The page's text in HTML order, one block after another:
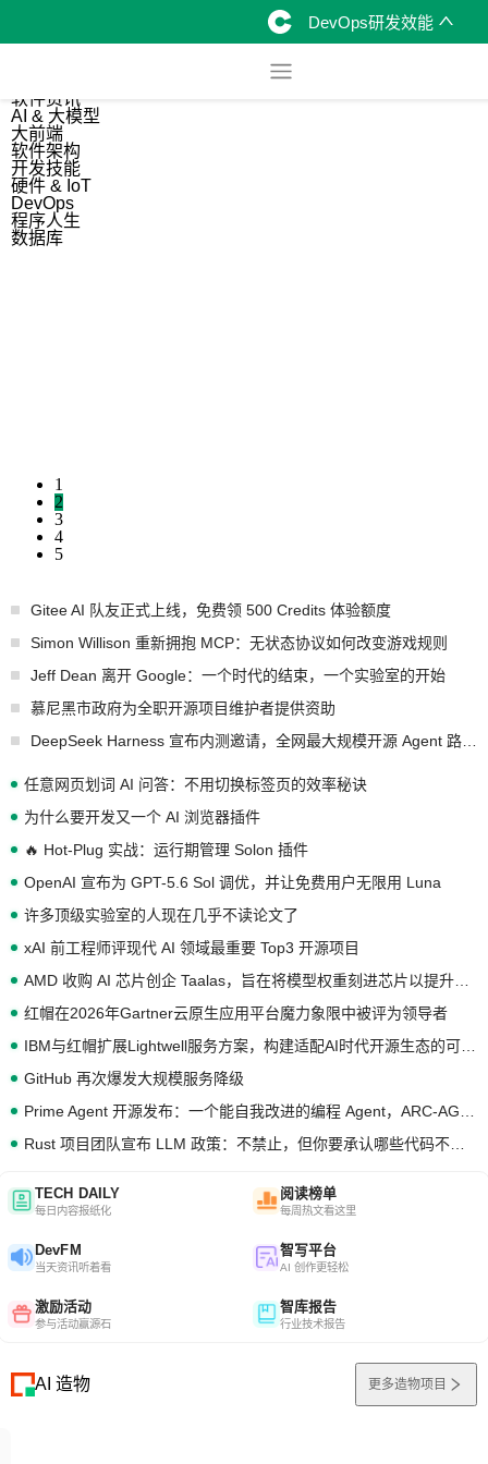
DevOps研发效能
软件资讯
AI & 大模型
大前端
软件架构
开发技能
硬件 & IoT
DevOps
程序人生
数据库
1
2
3
4
5
Gitee AI 队友正式上线，免费领 500 Credits 体验额度
Simon Willison 重新拥抱 MCP：无状态协议如何改变游戏规则
Jeff Dean 离开 Google：一个时代的结束，一个实验室的开始
慕尼黑市政府为全职开源项目维护者提供资助
任意网页划词 AI 问答：不用切换标签页的效率秘诀
为什么要开发又一个 AI 浏览器插件
🔥 Hot-Plug 实战：运行期管理 Solon 插件
OpenAI 宣布为 GPT-5.6 Sol 调优，并让免费用户无限用 Luna
许多顶级实验室的人现在几乎不读论文了
xAI 前工程师评现代 AI 领域最重要 Top3 开源项目
红帽在2026年Gartner云原生应用平台魔力象限中被评为领导者
GitHub 再次爆发大规模服务降级
TECH DAILY
每日内容报纸化
阅读榜单
每周热文看这里
DevFM
当天资讯听着看
智写平台
AI 创作更轻松
激励活动
参与活动赢源石
智库报告
行业技术报告
AI 造物 更多造物项目